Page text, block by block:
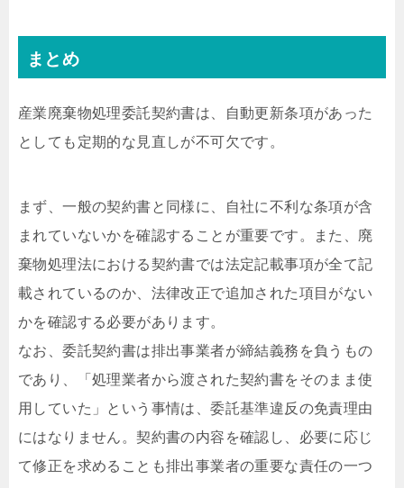
まとめ
産業廃棄物処理委託契約書は、自動更新条項があった
としても定期的な見直しが不可欠です。
まず、一般の契約書と同様に、自社に不利な条項が含
まれていないかを確認することが重要です。また、廃
棄物処理法における契約書では法定記載事項が全て記
載されているのか、法律改正で追加された項目がない
かを確認する必要があります。
なお、委託契約書は排出事業者が締結義務を負うもの
であり、「処理業者から渡された契約書をそのまま使
用していた」という事情は、委託基準違反の免責理由
にはなりません。契約書の内容を確認し、必要に応じ
て修正を求めることも排出事業者の重要な責任の一つ